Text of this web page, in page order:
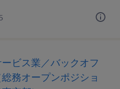
ービス業／バックオフ
務オープンポジショ